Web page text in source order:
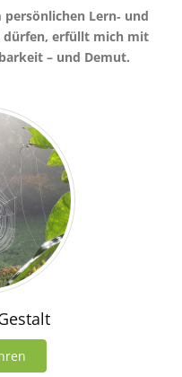
Lern‑ und
dürfen, erfüllt mich mit
– und Demut.